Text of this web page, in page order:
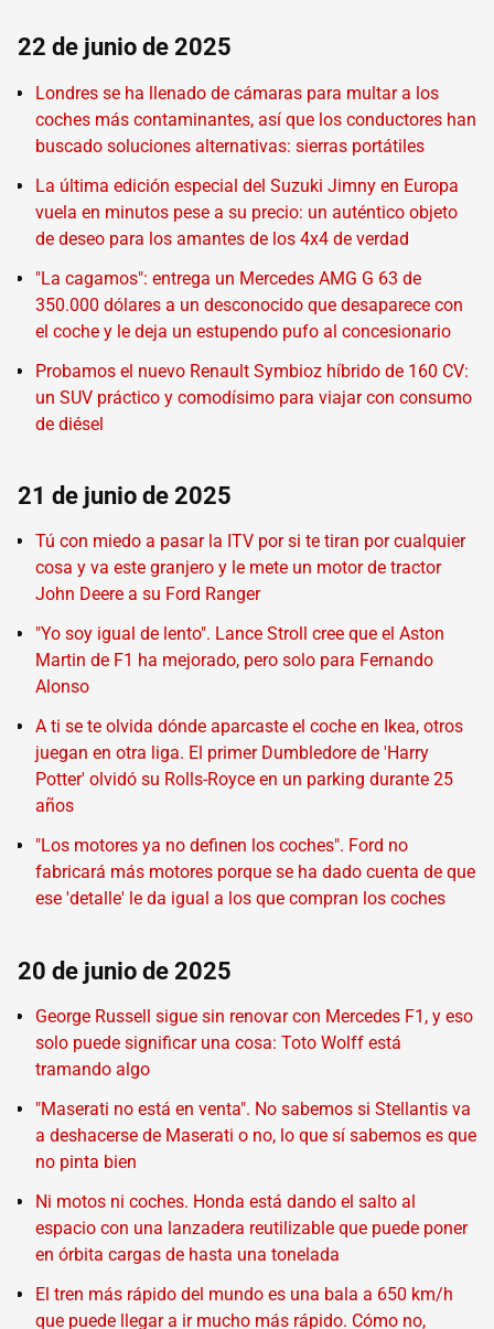
22 de junio de 2025
Londres se ha llenado de cámaras para multar a los
coches más contaminantes, así que los conductores han
buscado soluciones alternativas: sierras portátiles
La última edición especial del Suzuki Jimny en Europa
vuela en minutos pese a su precio: un auténtico objeto
de deseo para los amantes de los 4x4 de verdad
"La cagamos": entrega un Mercedes AMG G 63 de
350.000 dólares a un desconocido que desaparece con
el coche y le deja un estupendo pufo al concesionario
Probamos el nuevo Renault Symbioz híbrido de 160 CV:
un SUV práctico y comodísimo para viajar con consumo
de diésel
21 de junio de 2025
Tú con miedo a pasar la ITV por si te tiran por cualquier
cosa y va este granjero y le mete un motor de tractor
John Deere a su Ford Ranger
"Yo soy igual de lento". Lance Stroll cree que el Aston
Martin de F1 ha mejorado, pero solo para Fernando
Alonso
A ti se te olvida dónde aparcaste el coche en Ikea, otros
juegan en otra liga. El primer Dumbledore de 'Harry
Potter' olvidó su Rolls-Royce en un parking durante 25
años
"Los motores ya no definen los coches". Ford no
fabricará más motores porque se ha dado cuenta de que
ese 'detalle' le da igual a los que compran los coches
20 de junio de 2025
George Russell sigue sin renovar con Mercedes F1, y eso
solo puede significar una cosa: Toto Wolff está
tramando algo
"Maserati no está en venta". No sabemos si Stellantis va
a deshacerse de Maserati o no, lo que sí sabemos es que
no pinta bien
Ni motos ni coches. Honda está dando el salto al
espacio con una lanzadera reutilizable que puede poner
en órbita cargas de hasta una tonelada
El tren más rápido del mundo es una bala a 650 km/h
que puede llegar a ir mucho más rápido. Cómo no,